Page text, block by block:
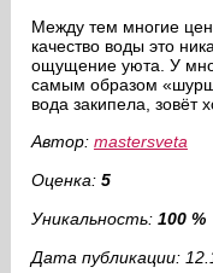
Между тем многие
качество воды это
ощущение уюта. У
самым образом
вода закипела, зовёт
Автор: mastersveta
Оценка: 5
Уникальность: 100 %
Дата публикации: